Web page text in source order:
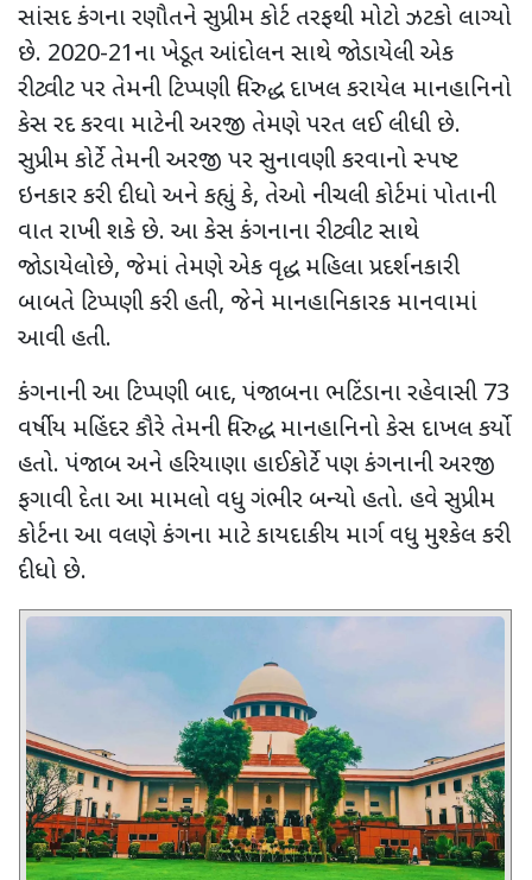
સાંસદ કંગના રણૌતને સુપ્રીમ કોર્ટ તરફથી મોટો ઝટકો લાગ્યો
છે. 2020-21ના ખેડૂત આંદોલન સાથે જોડાયેલી એક
રીટ્વીટ પર તેમની ટિપ્પણી વિરુદ્ધ દાખલ કરાયેલ માનહાનિનો
કેસ રદ કરવા માટેની અરજી તેમણે પરત લઈ લીધી છે.
સુપ્રીમ કોર્ટે તેમની અરજી પર સુનાવણી કરવાનો સ્પષ્ટ
ઇનકાર કરી દીધો અને કહ્યું કે, તેઓ નીચલી કોર્ટમાં પોતાની
વાત રાખી શકે છે. આ કેસ કંગનાના રીટ્વીટ સાથે
જોડાયેલોછે, જેમાં તેમણે એક વૃદ્ધ મહિલા પ્રદર્શનકારી
બાબતે ટિપ્પણી કરી હતી, જેને માનહાનિકારક માનવામાં
આવી હતી.
કંગનાની આ ટિપ્પણી બાદ, પંજાબના ભટિંડાના રહેવાસી 73
વર્ષીય મહિંદર કૌરે તેમની વિરુદ્ધ માનહાનિનો કેસ દાખલ કર્યો
હતો. પંજાબ અને હરિયાણા હાઈકોર્ટે પણ કંગનાની અરજી
ફગાવી દેતા આ મામલો વધુ ગંભીર બન્યો હતો. હવે સુપ્રીમ
કોર્ટના આ વલણે કંગના માટે કાયદાકીય માર્ગ વધુ મુશ્કેલ કરી
દીધો છે.